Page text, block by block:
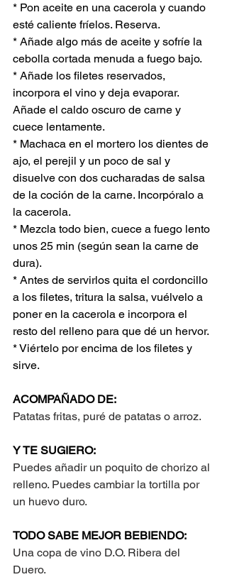
* Pon aceite en una cacerola y cuando
esté caliente fríelos. Reserva.
* Añade algo más de aceite y sofríe la
cebolla cortada menuda a fuego bajo.
* Añade los filetes reservados,
incorpora el vino y deja evaporar.
Añade el caldo oscuro de carne y
cuece lentamente.
* Machaca en el mortero los dientes de
ajo, el perejil y un poco de sal y
disuelve con dos cucharadas de salsa
de la coción de la carne. Incorpóralo a
la cacerola.
* Mezcla todo bien, cuece a fuego lento
unos 25 min (según sean la carne de
dura).
* Antes de servirlos quita el cordoncillo
a los filetes, tritura la salsa, vuélvelo a
poner en la cacerola e incorpora el
resto del relleno para que dé un hervor.
* Viértelo por encima de los filetes y
sirve.
ACOMPAÑADO DE:
Patatas fritas, puré de patatas o arroz.
Y TE SUGIERO:
Puedes añadir un poquito de chorizo al
relleno. Puedes cambiar la tortilla por
un huevo duro.
TODO SABE MEJOR BEBIENDO:
Una copa de vino D.O. Ribera del
Duero.